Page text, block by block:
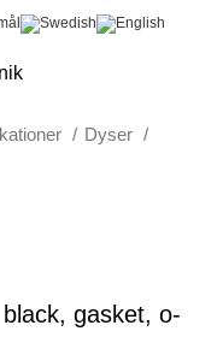
Dyser
gasket, o-